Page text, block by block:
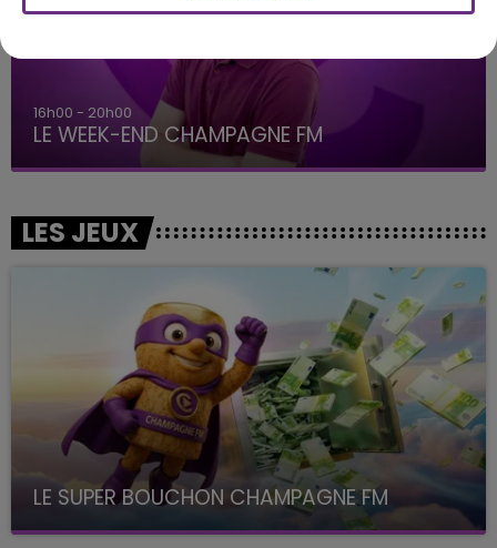
16h00 - 20h00
LE WEEK-END CHAMPAGNE FM
LES JEUX
LE SUPER BOUCHON CHAMPAGNE FM
avec La Famille Champagne FM, à 8H10